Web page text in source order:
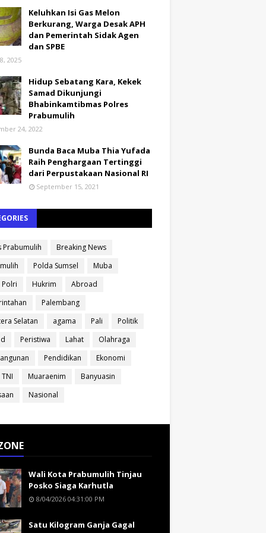
Keluhkan Isi Gas Melon
Berkurang, Warga Desak APH
dan Pemerintah Sidak Agen
dan SPBE
2025
Hidup Sebatang Kara, Kekek
Samad Dikunjungi
Bhabinkamtibmas Polres
Prabumulih
24, 2022
Bunda Baca Muba Thia Yufada
Raih Penghargaan Tertinggi
dari Perpustakaan Nasional RI
September 15, 2021
Prabumulih
Breaking News
Polda Sumsel
Muba
Hukrim
Abroad
Palembang
Selatan
agama Pali
Politik
Peristiwa Lahat
Olahraga
Pendidikan
Ekonomi
Muaraenim
Banyuasin
Nasional
Wali Kota Prabumulih Tinjau
Posko Siaga Karhutla
8/04/2026 04:31:00 PM
Satu Kilogram Ganja Gagal